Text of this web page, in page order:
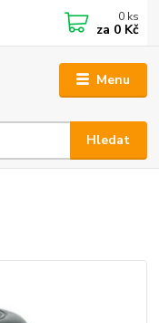
Menu
Hledat
0 ks
za 0 Kč